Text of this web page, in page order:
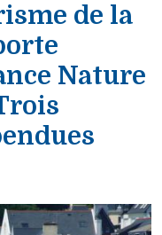
de la
Nature